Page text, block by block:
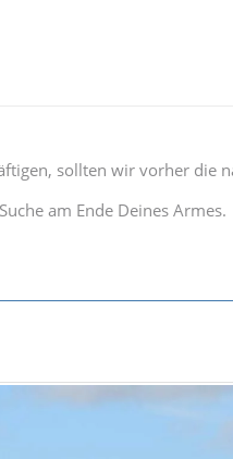
sollten wir vorher die
am Ende Deines Armes.